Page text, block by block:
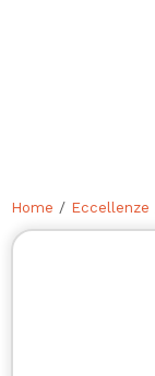
Home / Eccellenze